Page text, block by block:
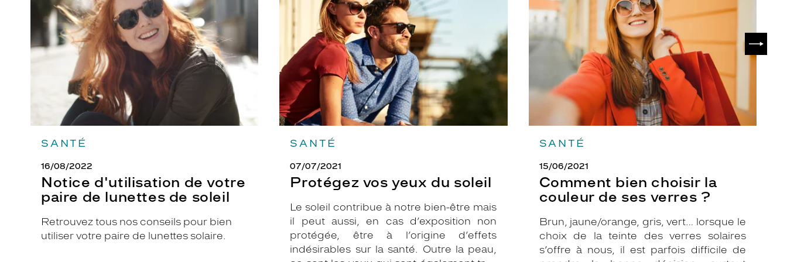
SANTÉ
16/08/2022
Notice d'utilisation de votre
paire de lunettes de soleil
Retrouvez tous nos conseils pour bien
utiliser votre paire de lunettes solaire.
votre
paire
de
lunettes
de
SANTÉ
07/07/2021
Protégez vos yeux du soleil
Le soleil contribue à notre bien-être mais
il peut aussi, en cas d’exposition non
protégée, être à l’origine d’effets
indésirables sur la santé. Outre la peau,
soleil
SANTÉ
15/06/2021
Comment bien choisir la
couleur de ses verres ?
Brun, jaune/orange, gris, vert… lorsque le
choix de la teinte des verres solaires
s’offre à nous, il est parfois difficile de
la
couleur
de
verres